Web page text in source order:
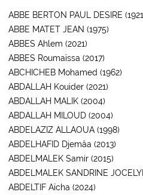
ABBE BERTON PAUL DESIRE
ABBE MATET JEAN (1975)
ABBES Ahlem (2021)
ABBES Roumaïssa (2017)
ABCHICHEB Mohamed (1962)
ABDALLAH Kouider (2021)
ABDALLAH MALIK (2004)
ABDALLAH MILOUD (2004)
ABDELAZIZ ALLAOUA (1998)
ABDELHAFID Djemâa (2013)
ABDELMALEK Samir (2015)
ABDELMALEK SANDRINE
ABDELTIF Aïcha (2024)